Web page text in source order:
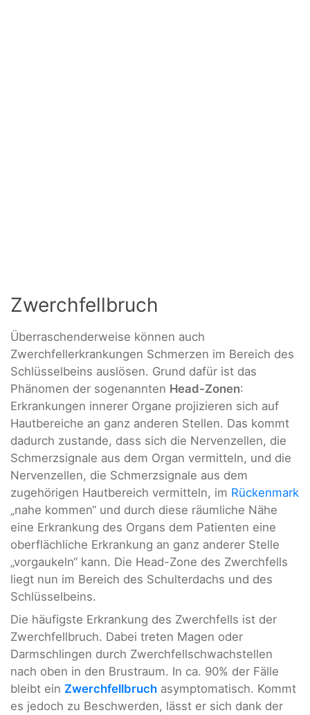
Zwerchfellbruch
Überraschenderweise können auch
Zwerchfellerkrankungen Schmerzen im Bereich des
Schlüsselbeins auslösen. Grund dafür ist das
Phänomen der sogenannten Head-Zonen:
Erkrankungen innerer Organe projizieren sich auf
Hautbereiche an ganz anderen Stellen. Das kommt
dadurch zustande, dass sich die Nervenzellen, die
Schmerzsignale aus dem Organ vermitteln, und die
Nervenzellen, die Schmerzsignale aus dem
zugehörigen Hautbereich vermitteln, im Rückenmark
„nahe kommen“ und durch diese räumliche Nähe
eine Erkrankung des Organs dem Patienten eine
oberflächliche Erkrankung an ganz anderer Stelle
„vorgaukeln“ kann. Die Head-Zone des Zwerchfells
liegt nun im Bereich des Schulterdachs und des
Schlüsselbeins.
Die häufigste Erkrankung des Zwerchfells ist der
Zwerchfellbruch. Dabei treten Magen oder
Darmschlingen durch Zwerchfellschwachstellen
nach oben in den Brustraum. In ca. 90% der Fälle
bleibt ein Zwerchfellbruch asymptomatisch. Kommt
es jedoch zu Beschwerden, lässt er sich dank der